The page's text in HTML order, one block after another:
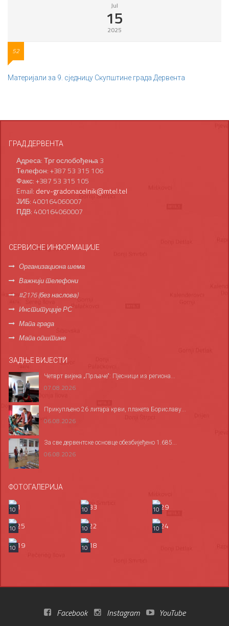
Jul
15
2025
52
Материјали за 9. сједницу Скупштине града Дервента
ГРАД ДЕРВЕНТА
Адреса: Трг ослобођења 3
Телефон: +387 53 315 106
Факс: +387 53 315 105
Email: derv-gradonacelnik@mtel.tel
ЈИБ: 400164060007
ПДВ: 400164060007
СЕРВИСНЕ ИНФОРМАЦИЈЕ
Организациона шема
Важнији телефони
#2176 (без наслова)
Институције РС
Мапа града
Мапа општине
ЗАДЊЕ ВИЈЕСТИ
Четврт вијека „Прљаче“: Пјесници из региона...
07.08.2026
Прикупљено 26 литара крви, плакета Бориславу...
06.08.2026
За све дервентске основце обезбијеђено 1.685...
06.08.2026
ФОТОГАЛЕРИЈА
10 10
10
10
10
10
10
10
Facebook Instagram YouTube